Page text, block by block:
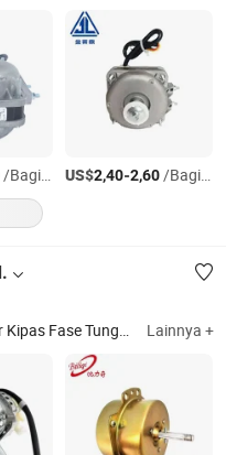
/Bagian US$2,40-2,60/Bagian
Kipas Kamar Mandi, Motor Kipas Ventilasi, Motor Mikro Kipas Kutub Ternaungi Lainnya +